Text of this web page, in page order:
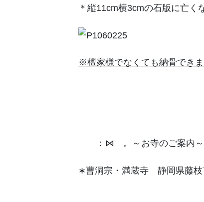
＊縦11cm横3cmの石版に亡く
※檀家様でなくても納骨できま
：⋈ 。～お寺のご案内
∗曹洞宗・満蔵寺 静岡県藤枝